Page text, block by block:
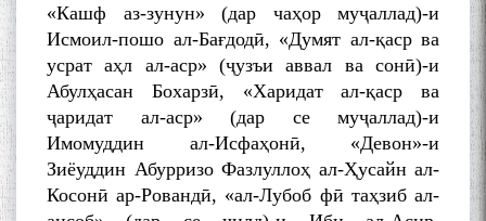
«Кашф аз-зунун» (дар чаҳор муҷаллад)-и
Исмоил-пошо ал-Бағдодӣ, «Думят ал-қаср ва
усрат аҳл ал-аср» (ҷузъи аввал ва сонӣ)-и
Абулҳасан Бохарзӣ, «Харидат ал-қаср ва
ҷаридат ал-аср» (дар се муҷаллад)-и
Имомуддин ал-Исфаҳонӣ, «Девон»-и
Зиёуддин Абурризо Фазлуллоҳ ал-Ҳусайн ал-
Косонӣ ар-Ровандӣ, «ал-Лубоб фӣ таҳзиб ал-